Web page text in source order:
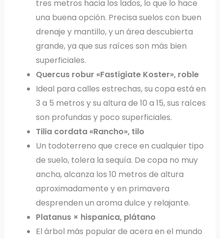
tres metros hacia los lados, lo que lo hace
una buena opción. Precisa suelos con buen
drenaje y mantillo, y un área descubierta
grande, ya que sus raíces son más bien
superficiales.
Quercus robur «Fastigiate Koster», roble
Ideal para calles estrechas, su copa está en
3 a 5 metros y su altura de 10 a 15, sus raíces
son profundas y poco superficiales.
Tilia cordata «Rancho», tilo
Un todoterreno que crece en cualquier tipo
de suelo, tolera la sequía. De copa no muy
ancha, alcanza los 10 metros de altura
aproximadamente y en primavera
desprenden un aroma dulce y relajante.
Platanus × hispanica, plátano
El árbol más popular de acera en el mundo